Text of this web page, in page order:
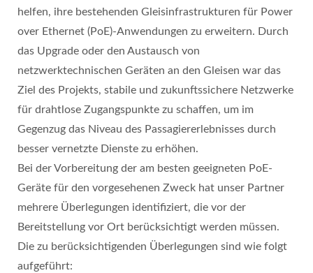
helfen, ihre bestehenden Gleisinfrastrukturen für Power
over Ethernet (PoE)-Anwendungen zu erweitern. Durch
das Upgrade oder den Austausch von
netzwerktechnischen Geräten an den Gleisen war das
Ziel des Projekts, stabile und zukunftssichere Netzwerke
für drahtlose Zugangspunkte zu schaffen, um im
Gegenzug das Niveau des Passagiererlebnisses durch
besser vernetzte Dienste zu erhöhen.
Bei der Vorbereitung der am besten geeigneten PoE-
Geräte für den vorgesehenen Zweck hat unser Partner
mehrere Überlegungen identifiziert, die vor der
Bereitstellung vor Ort berücksichtigt werden müssen.
Die zu berücksichtigenden Überlegungen sind wie folgt
aufgeführt: